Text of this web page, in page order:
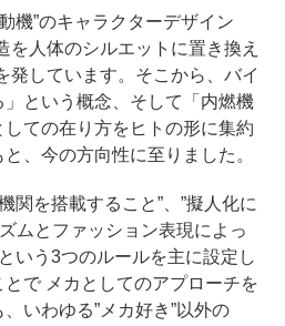
機”のキャラクターデザイン
を人体のシルエットに置き換え
発しています。そこから、バイ
という概念、そして「内燃機
ての在り方をヒトの形に集約
、今の方向性に至りました。
関を搭載すること”、”擬人化に
ムとファッション表現によっ
いう3つのルールを主に設定し
で メカとしてのアプローチを
いわゆる”メカ好き”以外の